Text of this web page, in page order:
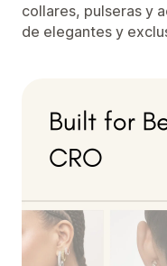
collares, pulseras y
de elegantes y